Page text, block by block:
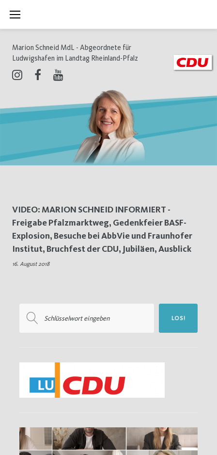
Inhalt
Marion Schneid MdL - Abgeordnete für
Ludwigshafen im Landtag Rheinland-Pfalz
Schlagwort:
Besuche
VIDEO: MARION SCHNEID INFORMIERT -
Freigabe Pfalzmarktweg, Gedenkfeier BASF-
Explosion, Besuche bei AbbVie und Fraunhofer
Institut, Bruchfest der CDU, Jubiläen, Ausblick
16. August 2018
nach:
LOS!